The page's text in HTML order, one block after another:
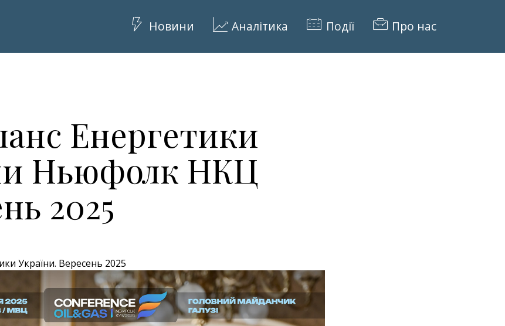
Новини Аналітика Події Про нас
Енергетики
Ньюфолк НКЦ
2025
України. Вересень 2025